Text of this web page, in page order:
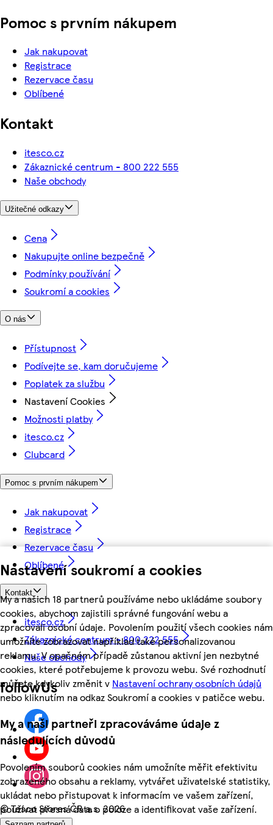
Nastavení soukromí a cookies
My a našich 18 partnerů používáme nebo ukládáme soubory
cookies, abychom zajistili správné fungování webu a
zpracovali osobní údaje. Povolením použití všech cookies nám
umožníte zobrazovat například také personalizovanou
reklamu. V opačném případě zůstanou aktivní jen nezbytné
cookies, které potřebujeme k provozu webu. Své rozhodnutí
můžete kdykoliv změnit v Nastavení ochrany osobních údajů
nebo kliknutím na odkaz Soukromí a cookies v patičce webu.
My a naši partneři zpracováváme údaje z
následujících důvodů
Povolením souborů cookies nám umožníte měřit efektivitu
zobrazeného obsahu a reklamy, vytvářet uživatelské statistiky,
ukládat nebo přistupovat k informacím ve vašem zařízení,
používat přesná data o poloze a identifikovat vaše zařízení.
Pomoc s prvním nákupem
Jak nakupovat
Registrace
Rezervace času
Oblíbené
Kontakt
itesco.cz
Zákaznické centrum - 800 222 555
Naše obchody
Užitečné odkazy
Cena
Nakupujte online bezpečně
Podmínky používání
Soukromí a cookies
O nás
Přístupnost
Podívejte se, kam doručujeme
Poplatek za službu
Nastavení Cookies
Možnosti platby
itesco.cz
Clubcard
Pomoc s prvním nákupem
Jak nakupovat
Registrace
Rezervace času
Oblíbené
Kontakt
itesco.cz
Zákaznické centrum - 800 222 555
Naše obchody
followUs
©Tesco Stores ČR a.s. 2026